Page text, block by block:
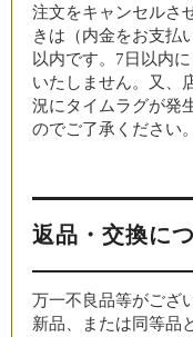
注文をキャンセルさ
きは（内金をお支払
以内です。7日以内
いたしません。又、
況にタイムラグが発
のでご了承ください。
返品・交換に
万一不良品等がござ
新品、または同等品